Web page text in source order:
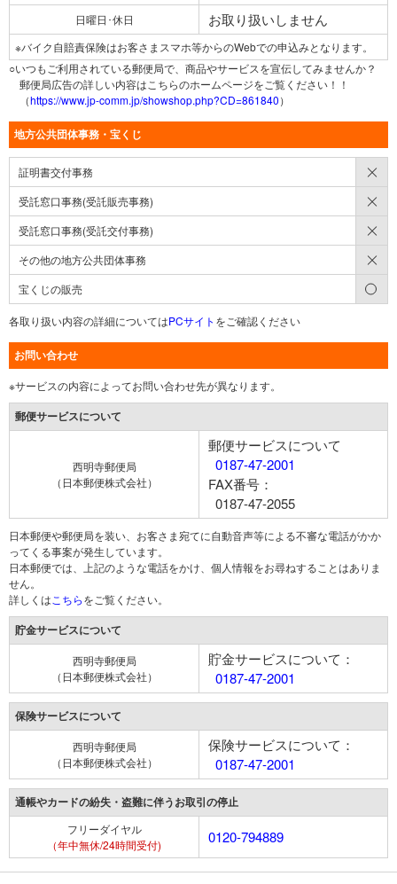
日曜日･休日 お取り扱いしません
※バイク自賠責保険はお客さまスマホ等からのWebでの申込みとなります。
○いつもご利用されている郵便局で、商品やサービスを宣伝してみませんか？
郵便局広告の詳しい内容はこちらのホームページをご覧ください！！
（https://www.jp-comm.jp/showshop.php?CD=861840）
地方公共団体事務・宝くじ
証明書交付事務
受託窓口事務(受託販売事務)
受託窓口事務(受託交付事務)
その他の地方公共団体事務
宝くじの販売
各取り扱い内容の詳細についてはPCサイト をご確認ください
お問い合わせ
※サービスの内容によってお問い合わせ先が異なります。
郵便サービスについて
西明寺郵便局
（日本郵便株式会社）
郵便サービスについて
0187-47-2001
FAX番号：
0187-47-2055
日本郵便や郵便局を装い、お客さま宛てに自動音声等による不審な電話がかか
ってくる事案が発生しています。
日本郵便では、上記のような電話をかけ、個人情報をお尋ねすることはありま
せん。
詳しくは こちらをご覧ください。
貯金サービスについて
西明寺郵便局
（日本郵便株式会社）
貯金サービスについて：
0187-47-2001
保険サービスについて
西明寺郵便局
（日本郵便株式会社）
保険サービスについて：
0187-47-2001
通帳やカードの紛失・盗難に伴うお取引の停止
フリーダイヤル
（年中無休/24時間受付)
0120-794889